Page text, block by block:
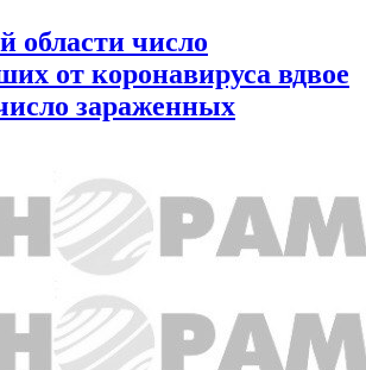
области число
от коронавируса вдвое
зараженных